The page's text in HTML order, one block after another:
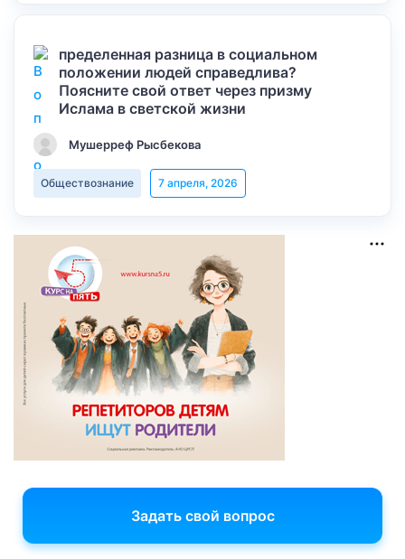
пределенная разница в социальном
положении людей справедлива?
Поясните свой ответ через призму
Ислама в светской жизни
Мушерреф Рысбекова
Обществознание 7 апреля, 2026
Задать свой вопрос